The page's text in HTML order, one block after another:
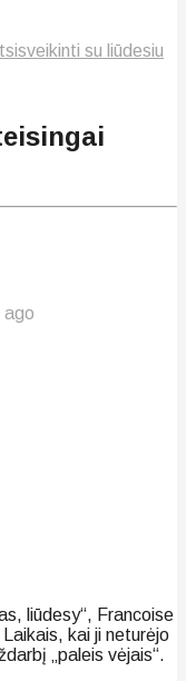
su liūdesiu
ago
liūdesy“, Francoise
kai ji neturėjo
„paleis vėjais“.